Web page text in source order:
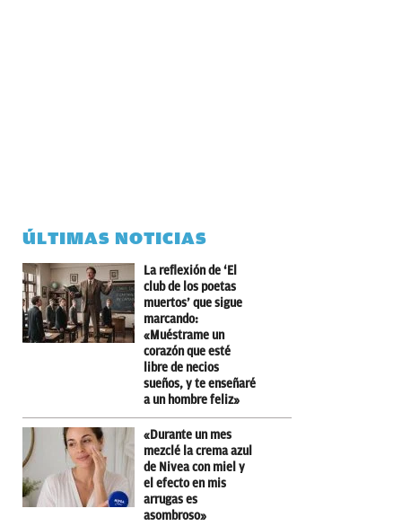
ÚLTIMAS NOTICIAS
La reflexión de ‘El
club de los poetas
muertos’ que sigue
marcando:
«Muéstrame un
corazón que esté
libre de necios
sueños, y te enseñaré
a un hombre feliz»
«Durante un mes
mezclé la crema azul
de Nivea con miel y
el efecto en mis
arrugas es
asombroso»